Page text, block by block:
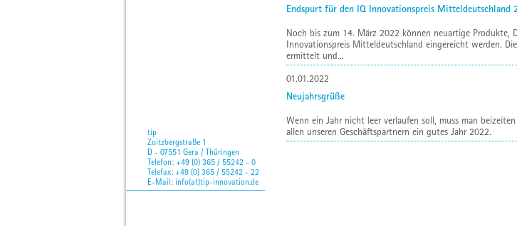
tip
Zoitzbergstraße 1
D - 07551 Gera / Thüringen
Telefon: +49 (0) 365 / 55242 - 0
Telefax: +49 (0) 365 / 55242 - 22
E-Mail: info(at)tip-innovation.de
Endspurt für den IQ Innovationspreis Mitteldeutschland
Noch bis zum 14. März 2022 können neuartige Produkte,
Innovationspreis Mitteldeutschland eingereicht werden.
ermittelt und...
01.01.2022
Neujahrsgrüße
Wenn ein Jahr nicht leer verlaufen soll, muss man
allen unseren Geschäftspartnern ein gutes Jahr 2022.